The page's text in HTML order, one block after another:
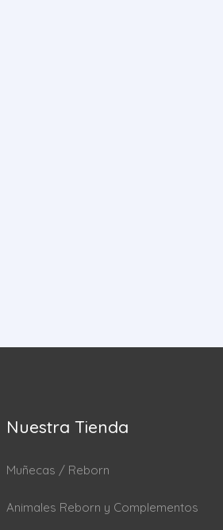
Nuestra Tienda
Muñecas / Reborn
Animales Reborn y Complementos